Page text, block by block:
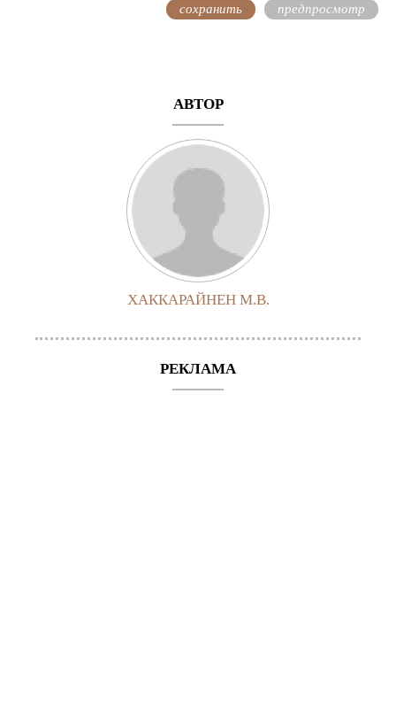
АВТОР
ХАККАРАЙНЕН М.В.
РЕКЛАМА